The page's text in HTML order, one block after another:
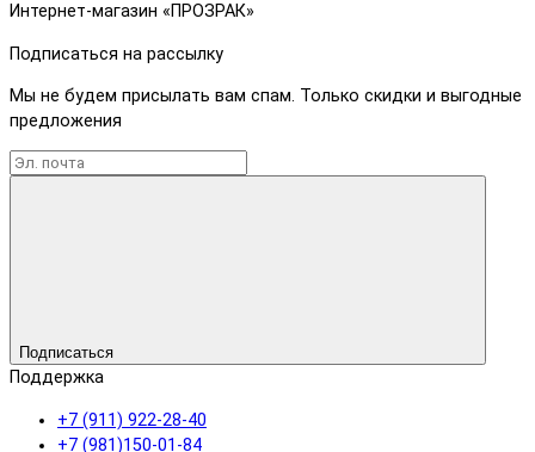
Интернет-магазин «ПРОЗРАК»
Подписаться на рассылку
Мы не будем присылать вам спам. Только скидки и выгодные
предложения
Подписаться
Поддержка
+7 (911) 922-28-40
+7 (981)150-01-84